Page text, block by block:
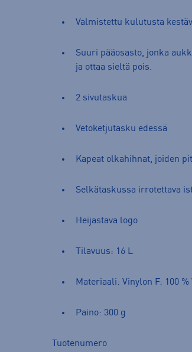
Valmistettu kulutusta
Suuri pääosasto, jonka
ja ottaa sieltä pois.
2 sivutaskua
Vetoketjutasku edessä
Kapeat olkahihnat, joiden
Selkätaskussa irrotettava
Heijastava logo
Tilavuus: 16 L
Materiaali: Vinylon F: 100 %
Paino: 300 g
Tuotenumero